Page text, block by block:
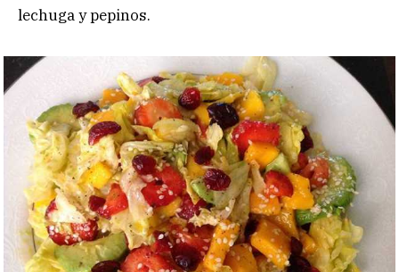
lechuga y pepinos.